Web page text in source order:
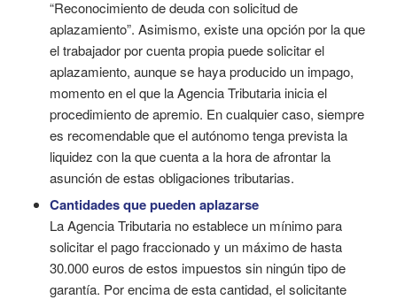
“Reconocimiento de deuda con solicitud de
aplazamiento”. Asimismo, existe una opción por la que
el trabajador por cuenta propia puede solicitar el
aplazamiento, aunque se haya producido un impago,
momento en el que la Agencia Tributaria inicia el
procedimiento de apremio. En cualquier caso, siempre
es recomendable que el autónomo tenga prevista la
liquidez con la que cuenta a la hora de afrontar la
asunción de estas obligaciones tributarias.
Cantidades que pueden aplazarse
La Agencia Tributaria no establece un mínimo para
solicitar el pago fraccionado y un máximo de hasta
30.000 euros de estos impuestos sin ningún tipo de
garantía. Por encima de esta cantidad, el solicitante